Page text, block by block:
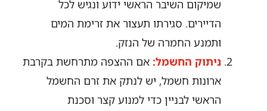
שמיקום השיבר הראשי ידוע ונגיש לכל
הדיירים. סגירתו תעצור את זרימת המים
ותמנע החמרה של הנזק.
ניתוק החשמל: אם ההצפה מתרחשת בקרבת
ארונות חשמל, יש לנתק את זרם החשמל
הראשי לבניין כדי למנוע קצר וסכנת